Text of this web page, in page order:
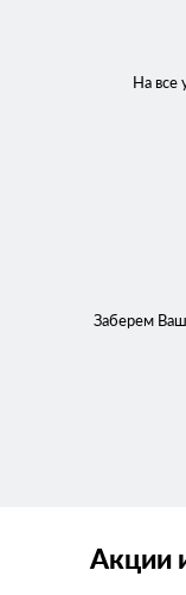
На все
Заберем
Акции